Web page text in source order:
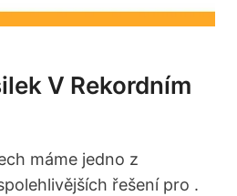
V Rekordním
máme jedno z
řešení pro .